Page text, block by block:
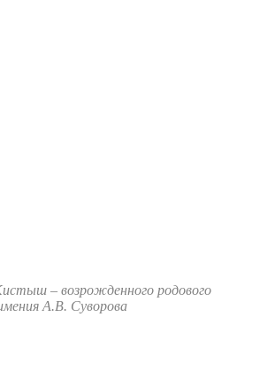
– возрожденного родового
А.В. Суворова